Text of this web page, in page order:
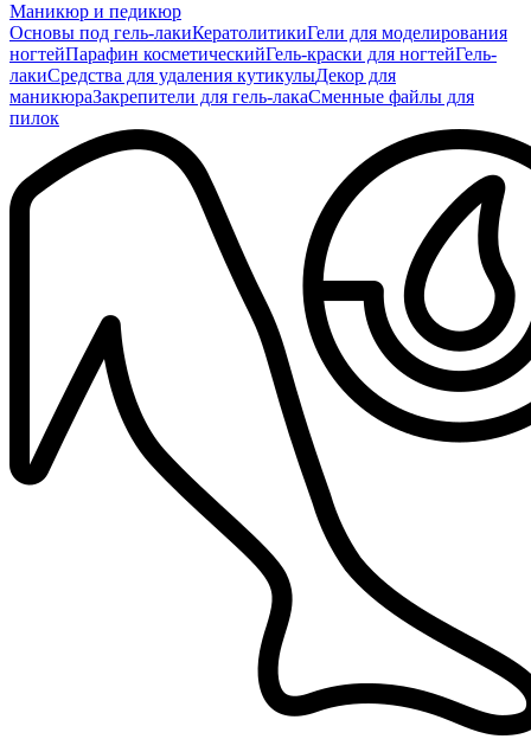
Маникюр и педикюр
Основы под гель-лакиКератолитикиГели для моделирования
ногтейПарафин косметическийГель-краски для ногтейГель-
лакиСредства для удаления кутикулыДекор для
маникюраЗакрепители для гель-лакаСменные файлы для
пилок